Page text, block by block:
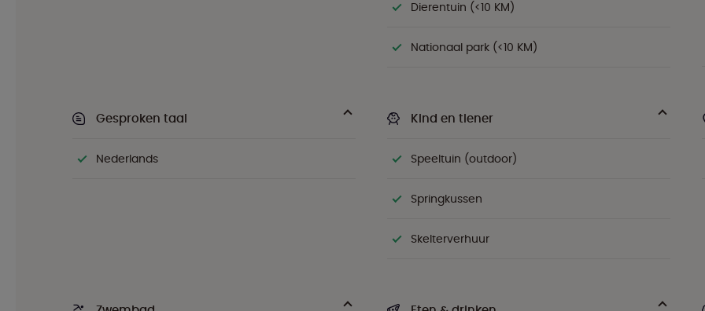
Dierentuin (<10 KM)
Nationaal park (<10 KM)
Gesproken taal
Nederlands
Kind en tiener
Speeltuin (outdoor)
Springkussen
Skelterverhuur